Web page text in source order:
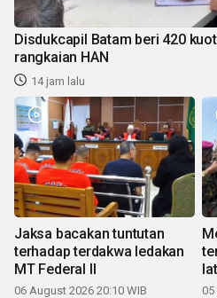
Disdukcapil Batam beri 420
rangkaian HAN
14 jam lalu
Jaksa bacakan tuntutan
terhadap terdakwa ledakan
MT Federal II
06 August 2026 20:10 WIB